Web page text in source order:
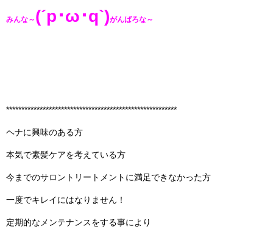
みんな～ (´p･ω･q`)がんばろな～
********************************************************
ヘナに興味のある方
本気で素髪ケアを考えている方
今までのサロントリートメントに満足できなかった方
一度でキレイにはなりません！
定期的なメンテナンスをする事により